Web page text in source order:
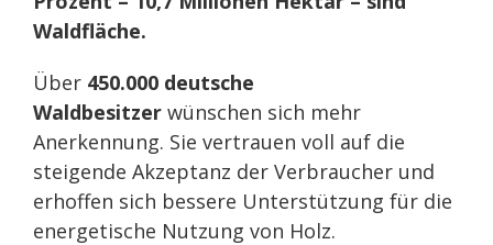
Waldfläche.
Über 450.000 deutsche
Waldbesitzer wünschen sich mehr
Anerkennung. Sie vertrauen voll auf die
steigende Akzeptanz der Verbraucher und
erhoffen sich bessere Unterstützung für die
energetische Nutzung von Holz.